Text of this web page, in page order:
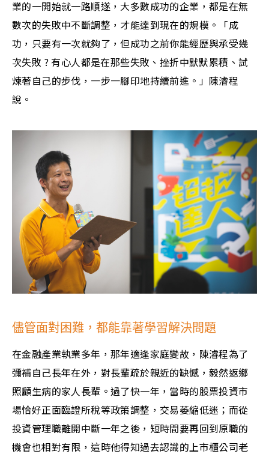
業的一開始就一路順遂，大多數成功的企業，都是在無
數次的失敗中不斷調整，才能達到現在的規模。「成
功，只要有一次就夠了，但成功之前你能經歷與承受幾
次失敗 ? 有心人都是在那些失敗、挫折中默默累積、試
煉著自己的步伐，一步一腳印地持續前進。」陳濬程
說。
儘管面對困難，都能靠著學習解決問題
在金融產業執業多年，那年適逢家庭變故，陳濬程為了
彌補自己長年在外，對長輩疏於親近的缺憾，毅然返鄉
照顧生病的家人長輩。過了快一年，當時的股票投資市
場恰好正面臨證所稅等政策調整，交易萎縮低迷；而從
投資管理職離開中斷一年之後，短時間要再回到原職的
機會也相對有限，這時他得知過去認識的上市櫃公司老